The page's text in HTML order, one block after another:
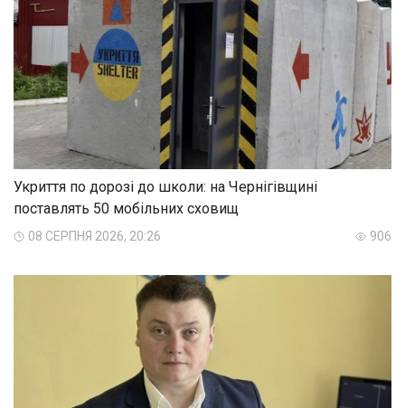
Укриття по дорозі до школи: на Чернігівщині
поставлять 50 мобільних сховищ
08 СЕРПНЯ 2026, 20:26 906